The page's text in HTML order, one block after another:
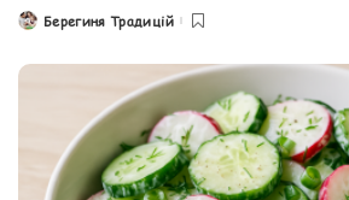
PostedБерегиня Традицій